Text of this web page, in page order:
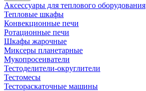
Аксессуары для теплового оборудования
Тепловые шкафы
Конвекционные печи
Ротационные печи
Шкафы жарочные
Миксеры планетарные
Мукопросеиватели
Тестоделители-округлители
Тестомесы
Тестораскаточные машины